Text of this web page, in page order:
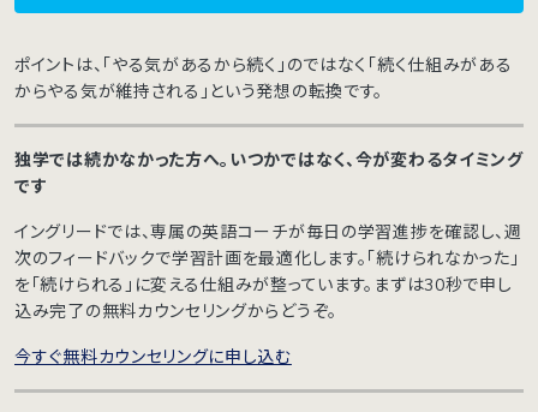
ポイントは、「やる気があるから続く」のではなく「続く仕組みがある
からやる気が維持される」という発想の転換です。
独学では続かなかった方へ。いつかではなく、今が変わるタイミング
です
イングリードでは、専属の英語コーチが毎日の学習進捗を確認し、週
次のフィードバックで学習計画を最適化します。「続けられなかった」
を「続けられる」に変える仕組みが整っています。まずは30秒で申し
込み完了の無料カウンセリングからどうぞ。
今すぐ無料カウンセリングに申し込む